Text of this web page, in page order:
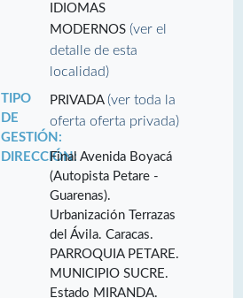
IDIOMAS
MODERNOS(ver el
detalle de esta
localidad)
TIPO
DE
GESTIÓN:
PRIVADA(ver toda la
oferta oferta privada)
DIRECCIÓN:Final Avenida Boyacá
(Autopista Petare -
Guarenas).
Urbanización Terrazas
del Ávila. Caracas.
PARROQUIA PETARE.
MUNICIPIO SUCRE.
Estado MIRANDA.